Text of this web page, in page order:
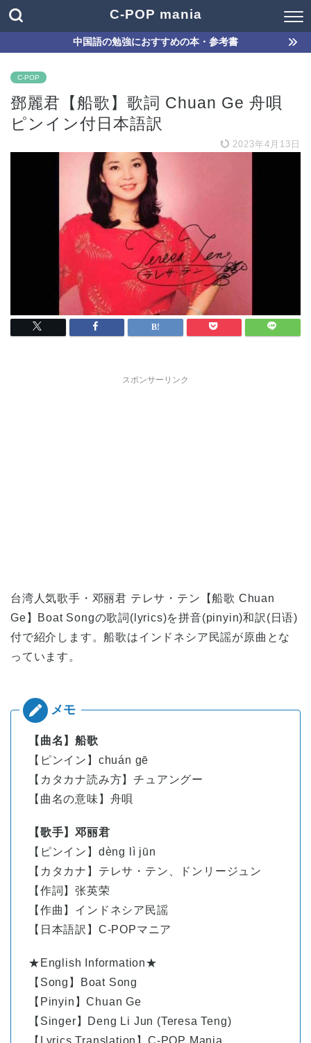
C-POP mania
中国語の勉強におすすめの本・参考書
C-POP
鄧麗君【船歌】歌詞 Chuan Ge 舟唄
ピンイン付日本語訳
2023年4月13日
スポンサーリンク
台湾人気歌手・邓丽君 テレサ・テン【船歌 Chuan
Ge】Boat Songの歌詞(lyrics)を拼音(pinyin)和訳(日语)
付で紹介します。船歌はインドネシア民謡が原曲とな
っています。
【曲名】船歌
【ピンイン】 chuán gē
【カタカナ読み方】チュアングー
【曲名の意味】舟唄
【歌手】邓丽君
【ピンイン】 dèng lì jūn
【カタカナ】テレサ・テン、ドンリージュン
【作詞】张英荣
【作曲】インドネシア民謡
【日本語訳】C-POPマニア
★English Information★
【Song】Boat Song
【Pinyin】Chuan Ge
【Singer】Deng Li Jun (Teresa Teng)